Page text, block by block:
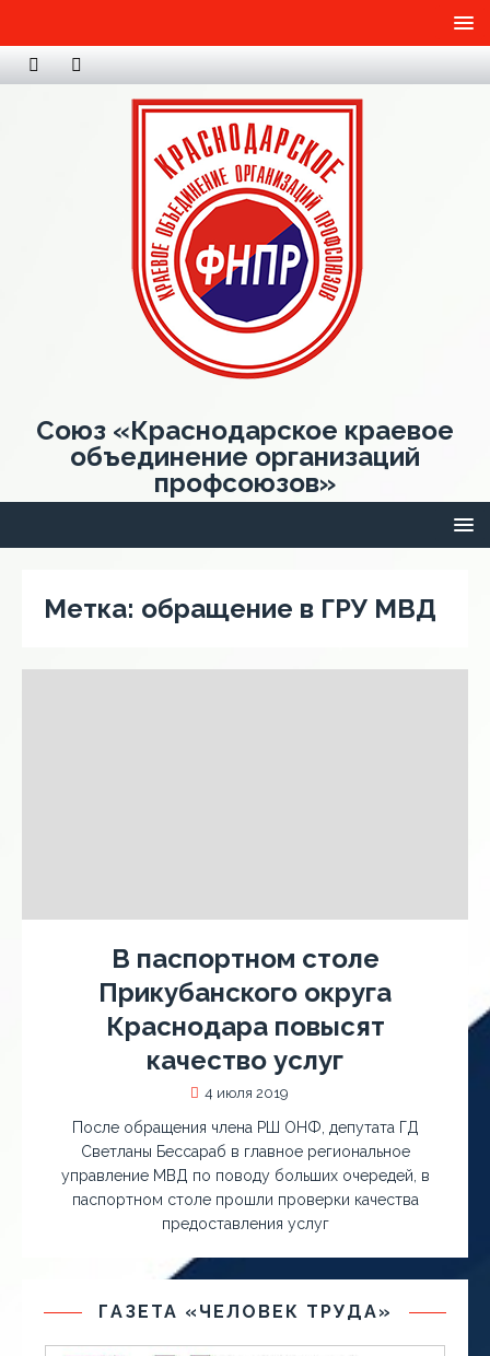
Союз «Краснодарское краевое
объединение организаций
профсоюзов»
Метка: обращение в ГРУ МВД
В паспортном столе
Прикубанского округа
Краснодара повысят
качество услуг
4 июля 2019
После обращения члена РШ ОНФ, депутата ГД
Светланы Бессараб в главное региональное
управление МВД по поводу больших очередей, в
паспортном столе прошли проверки качества
предоставления услуг
ГАЗЕТА «ЧЕЛОВЕК ТРУДА»